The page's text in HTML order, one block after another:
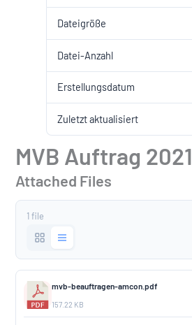
Dateigröße
Datei-Anzahl
Erstellungsdatum
Zuletzt aktualisiert
MVB Auftrag 2021
Attached Files
1 file
mvb-beauftragen-amcon.pdf
157.22 KB